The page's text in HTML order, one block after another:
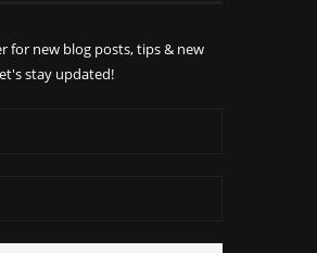
for new blog posts, tips & new
stay updated!